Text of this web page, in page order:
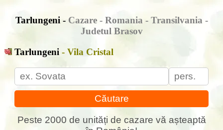
Tarlungeni - Cazare - Romania - Transilvania -
Judetul Brasov
Tarlungeni - Vila Cristal
Căutare
Peste 2000 de unități de cazare vă așteaptă